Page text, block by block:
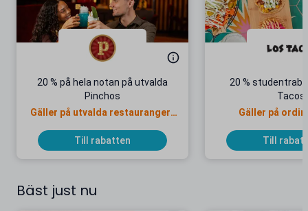
20 % på hela notan på utvalda
Pinchos
Gäller på utvalda restauranger i
Till rabatten
20 %
Tacos
Gäller på
Till
Bäst just nu